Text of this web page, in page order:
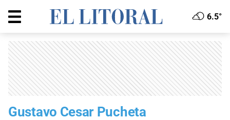
6.5°
Gustavo Cesar Pucheta